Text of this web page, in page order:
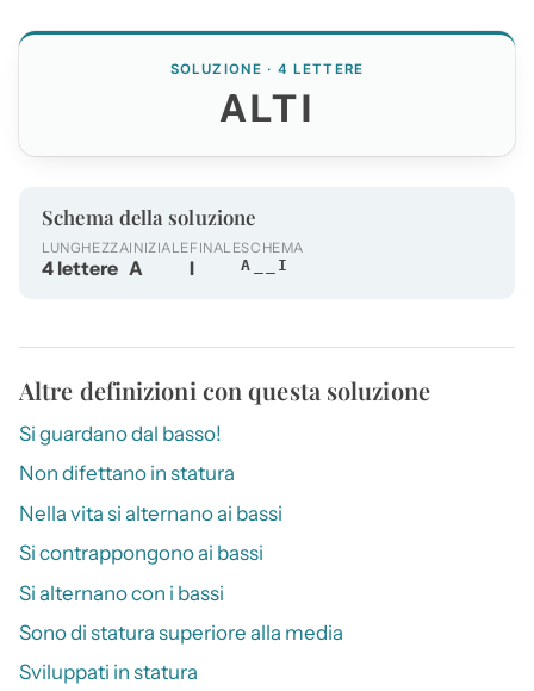
SOLUZIONE · 4 LETTERE
ALTI
Schema della soluzione
LUNGHEZZA
4 lettere
INIZIALE
A
FINALE
I
SCHEMA
A__I
Altre definizioni con questa soluzione
Si guardano dal basso!
Non difettano in statura
Nella vita si alternano ai bassi
Si contrappongono ai bassi
Si alternano con i bassi
Sono di statura superiore alla media
Sviluppati in statura